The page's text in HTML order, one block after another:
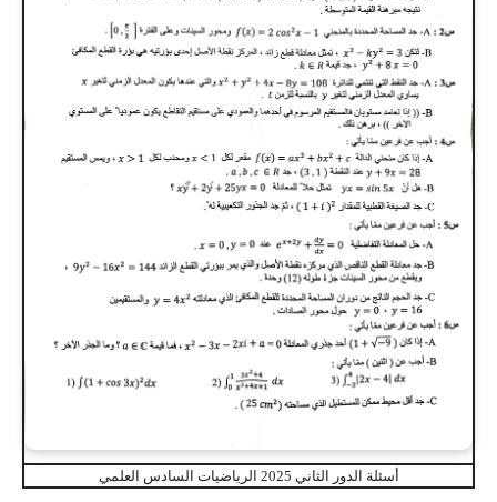
أسئلة الدور الثاني 2025 الرياضيات السادس العلمي